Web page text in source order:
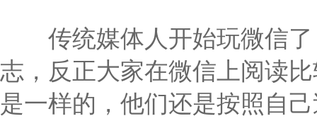
传统媒体人开始玩微信了
志，反正大家在微信上阅读
是一样的，他们还是按照自